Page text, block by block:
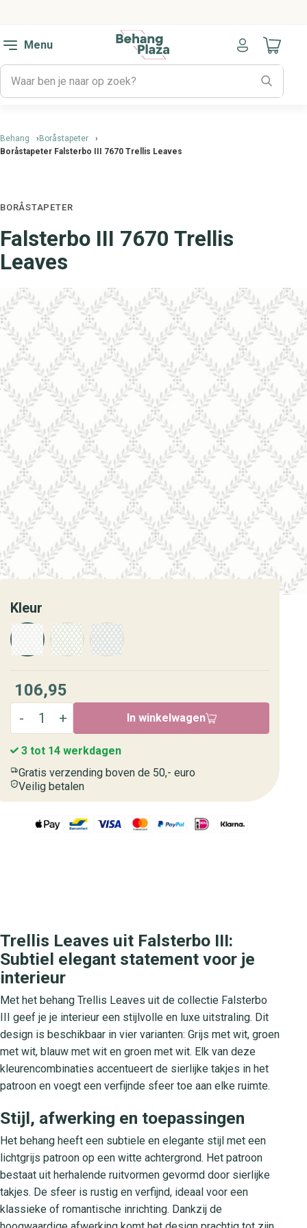
Menu
Naar
Behang
Boråstapeter
Boråstapeter Falsterbo III 7670 Trellis Leaves
BORÅSTAPETER
Falsterbo III 7670 Trellis
Leaves
Kleur
106,95
In winkelwagen
3 tot 14 werkdagen
Gratis verzending boven de 50,- euro
Veilig betalen
Trellis Leaves uit Falsterbo III:
Subtiel elegant statement voor je
interieur
Met het behang Trellis Leaves uit de collectie Falsterbo
III geef je je interieur een stijlvolle en luxe uitstraling. Dit
design is beschikbaar in vier varianten: Grijs met wit, groen
met wit, blauw met wit en groen met wit. Elk van deze
kleurencombinaties accentueert de sierlijke takjes in het
patroon en voegt een verfijnde sfeer toe aan elke ruimte.
Stijl, afwerking en toepassingen
Het behang heeft een subtiele en elegante stijl met een
lichtgrijs patroon op een witte achtergrond. Het patroon
bestaat uit herhalende ruitvormen gevormd door sierlijke
takjes. De sfeer is rustig en verfijnd, ideaal voor een
klassieke of romantische inrichting. Dankzij de